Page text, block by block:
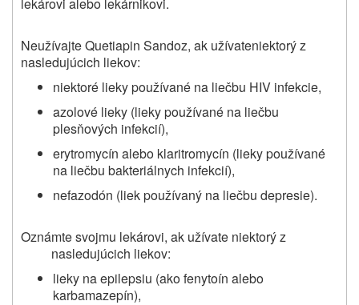
Neužívajte Quetiapin Sandoz, ak užívateniektorý z
nasledujúcich liekov:
niektoré lieky používané na liečbu HIV infekcie,
azolové lieky (lieky používané na liečbu
plesňových infekcií),
erytromycín alebo klaritromycín (lieky používané
na liečbu bakteriálnych infekcií),
nefazodón (liek používaný na liečbu depresie).
Oznámte svojmu lekárovi, ak užívate niektorý z
nasledujúcich liekov:
lieky na epilepsiu (ako fenytoín alebo
karbamazepín),